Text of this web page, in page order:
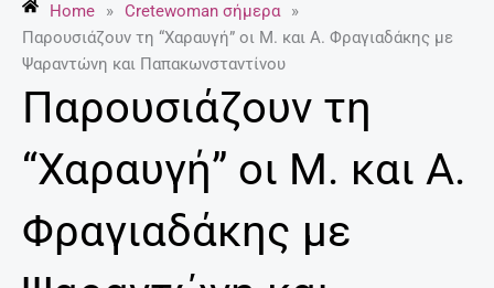
f
p
Home » Cretewoman σήμερα
»
Παρουσιάζουν τη “Χαραυγή” οι Μ. και Α. Φραγιαδάκης με
Ψαραντώνη και Παπακωνσταντίνου
Παρουσιάζουν τη
“Χαραυγή” οι Μ. και Α.
Φραγιαδάκης με